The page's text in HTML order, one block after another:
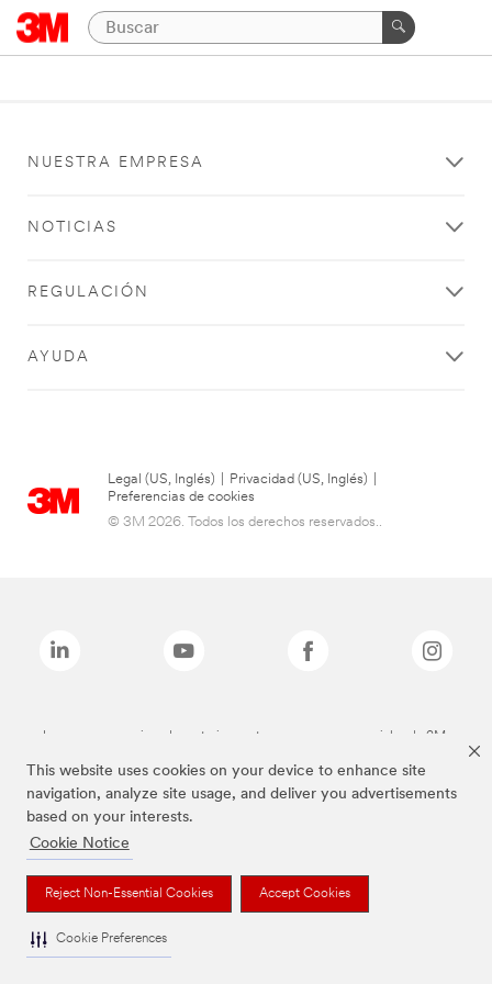
This website uses cookies on your device to enhance site
navigation, analyze site usage, and deliver you advertisements
based on your interests.
Cookie Notice
Reject Non-Essential Cookies Accept Cookies
Cookie Preferences
NUESTRA EMPRESA
NOTICIAS
REGULACIÓN
AYUDA
Legal (US, Inglés) Privacidad (US, Inglés)
Preferencias de cookies
© 3M 2026. Todos los derechos reservados..
Las marcas mencionadas anteriormente son marcas comerciales de 3M.